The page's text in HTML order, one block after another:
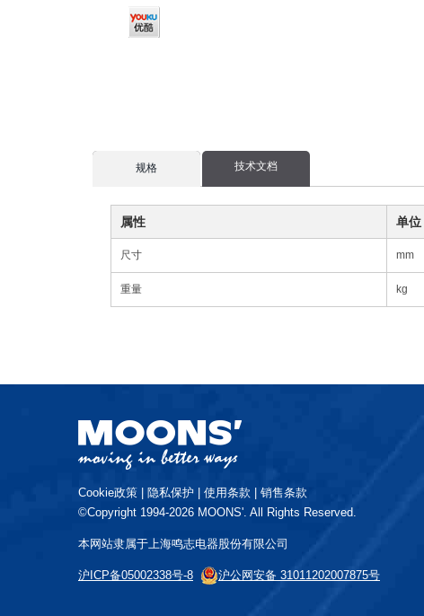
current
规格 技术文档
属性 单位
尺寸 mm
重量 kg
Cookie政策 隐私保护 使用条款
销售条款
©Copyright 1994-2026 MOONS'. All Rights Reserved.
本网站隶属于上海鸣志电器股份有限公司
沪ICP备05002338号-8 沪公网安备 31011202007875号